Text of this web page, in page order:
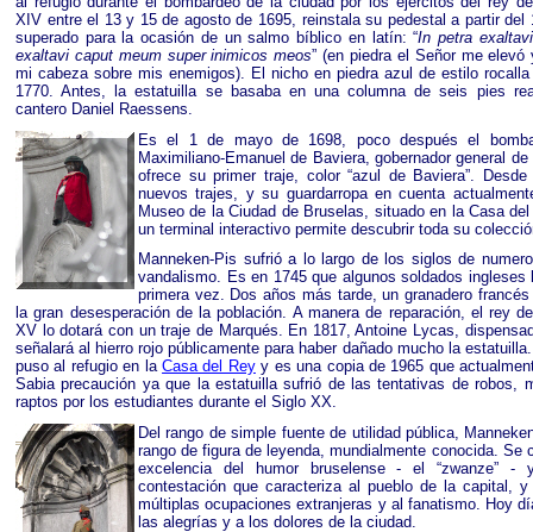
XIV entre el 13 y 15 de agosto de 1695, reinstala su pedestal a partir del
superado para la ocasión de un salmo bíblico en latín: “In petra
exaltavi caput meum super inimicos meos” (en piedra el Señor me elevó
mi cabeza sobre mis enemigos). El nicho en piedra azul de estilo
1770. Antes, la estatuilla se basaba en una columna de seis pies
cantero Daniel Raessens.
Es el 1 de mayo de 1698, poco después el
Maximiliano-Emanuel de Baviera, gobernador general
ofrece su primer traje, color “azul de Baviera”.
nuevos trajes, y su guardarropa en cuenta
Museo de la Ciudad de Bruselas, situado en la Casa
un terminal interactivo permite descubrir toda su
Manneken-Pis sufrió a lo largo de los siglos de
vandalismo. Es en 1745 que algunos soldados ingleses
primera vez. Dos años más tarde, un granadero
la gran desesperación de la población. A manera de reparación, el rey
XV lo dotará con un traje de Marqués. En 1817, Antoine Lycas,
señalará al hierro rojo públicamente para haber dañado mucho la
puso al refugio en laCasa del Reyy es una copia de 1965 que
Sabia precaución ya que la estatuilla sufrió de las tentativas de robos,
raptos por los estudiantes durante el Siglo XX.
Del rango de simple fuente de utilidad pública,
rango de figura de leyenda, mundialmente conocida. Se
excelencia del humor bruselense - el “zwanze”
contestación que caracteriza al pueblo de la capital,
múltiplasocupaciones extranjeras y al fanatismo. Hoy
las alegrías y a los dolores de la ciudad.